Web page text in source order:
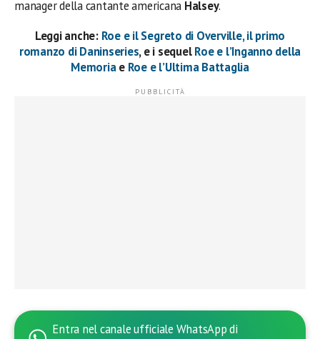
manager della cantante americana Halsey.
Leggi anche: Roe e il Segreto di Overville, il primo
romanzo di Daninseries, e i sequelRoe e l’Inganno della
Memoriae Roe e l’Ultima Battaglia
Entra nel canale ufficiale WhatsApp di